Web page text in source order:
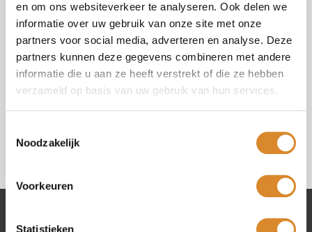
en om ons websiteverkeer te analyseren. Ook delen we
informatie over uw gebruik van onze site met onze
partners voor social media, adverteren en analyse. Deze
partners kunnen deze gegevens combineren met andere
informatie die u aan ze heeft verstrekt of die ze hebben
verzameld op basis van uw gebruik van hun services.
Noodzakelijk
Voorkeuren
Statistieken
Ik ga akkoord met deprivacy policy.